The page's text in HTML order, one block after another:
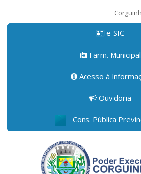
e-SIC
Farm. Municipal
Acesso à
Ouvidoria
Cons. Pública